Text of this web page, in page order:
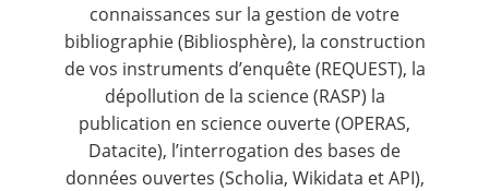
connaissances sur la gestion de votre
bibliographie (Bibliosphère), la construction
de vos instruments d’enquête (REQUEST), la
dépollution de la science (RASP) la
publication en science ouverte (OPERAS,
Datacite), l’interrogation des bases de
données ouvertes (Scholia, Wikidata et API),